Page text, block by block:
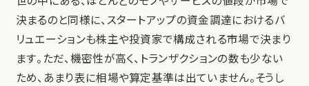
決まるのと同様に、スタートアップの資金調達におけるバ
リュエーションも株主や投資家で構成される市場で決まり
ます。ただ、機密性が高く、トランザクションの数も少ない
ため、あまり表に相場や算定基準は出ていません。そうし